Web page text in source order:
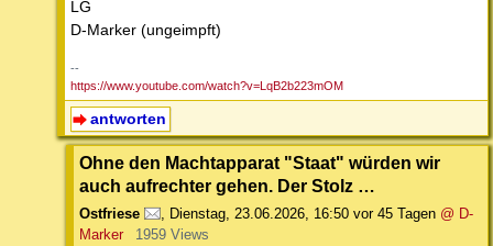
LG
D-Marker (ungeimpft)
--
https://www.youtube.com/watch?v=LqB2b223mOM
antworten
Ohne den Machtapparat "Staat" würden wir
auch aufrechter gehen. Der Stolz …
Ostfriese , Dienstag, 23.06.2026, 16:50 vor 45 Tagen @ D-
Marker
1959 Views